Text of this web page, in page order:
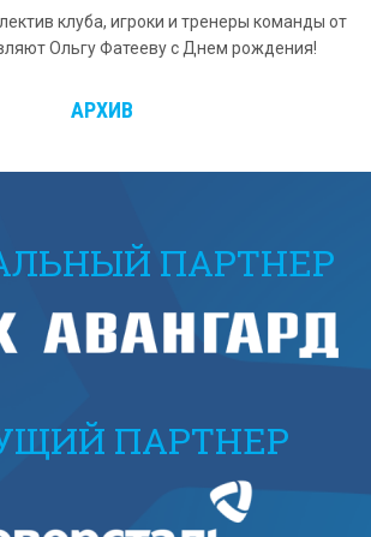
клуба, игроки и тренеры команды от
Ольгу Фатееву с Днем рождения!
АРХИВ
ПАРТНЕР
ПАРТНЕР